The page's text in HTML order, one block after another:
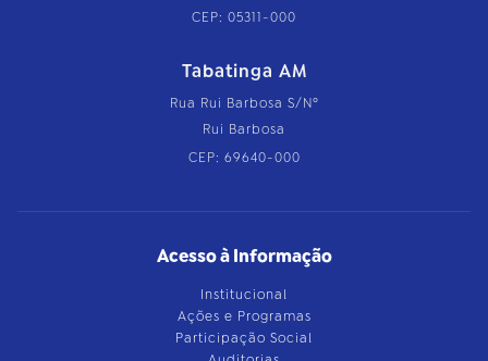
CEP: 05311-000
Tabatinga AM
Rua Rui Barbosa S/Nº
Rui Barbosa
CEP: 69640-000
Acesso à Informação
Institucional
Ações e Programas
Participação Social